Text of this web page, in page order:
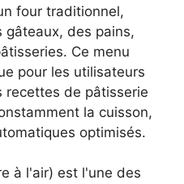
four traditionnel,
des pains,
Ce menu
pour les utilisateurs
recettes de pâtisserie
la cuisson,
optimisés.
à l'air) est l'une des